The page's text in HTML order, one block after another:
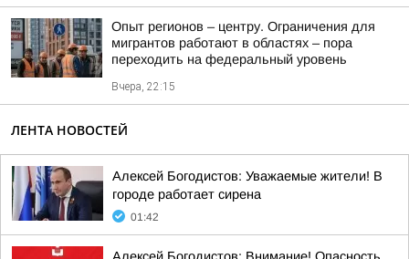
Опыт регионов – центру. Ограничения для
мигрантов работают в областях – пора
переходить на федеральный уровень
Вчера, 22:15
ЛЕНТА НОВОСТЕЙ
Алексей Богодистов: Уважаемые жители! В
городе работает сирена
01:42